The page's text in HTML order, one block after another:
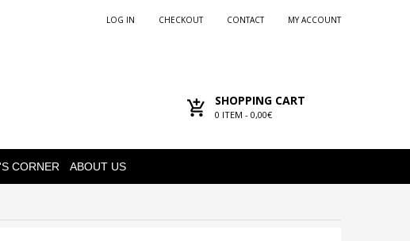
MY ACCOUNT
CONTACT
CHECKOUT
LOG IN
SHOPPING CART
0 ITEM - 0,00€
CORNER ABOUT US